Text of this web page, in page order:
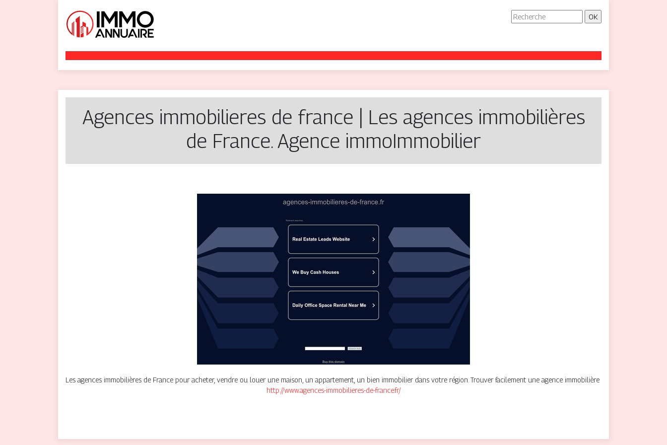
Agences im­mobilie­res de france | Les agences im­mobi­lières
de France. Agence immoImmobilier
Les agences immobilières de France pour acheter, vendre ou louer une maison, un appartement, un bien immobilier dans votre région. Trouver facilement une agence immobilière
http://www.agences-immobilieres-de-france.fr/